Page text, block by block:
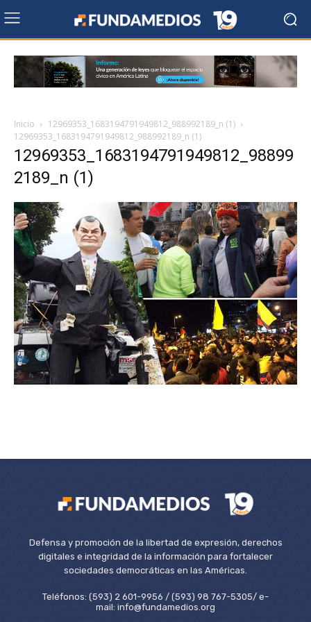
Inicio
12969353_1683194791949812_988992189_n (1)
12969353_1683194791949812_988992189_n (1)
12969353_1683194791949812_98899
2189_n (1)
Defensa y promoción de la libertad de expresión, derechos
digitales e integridad de la información para fortalecer
sociedades democráticas en las Américas.
Teléfonos: (593) 2 601-9956 / (593) 98 767-5305/ e-
mail: info@fundamedios.org